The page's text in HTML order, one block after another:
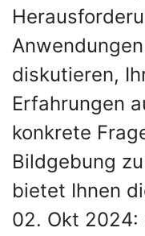
diskutieren,
Erfahrungen
konkrete
Bildgebung
bietet Ihnen
02. Okt 2024: